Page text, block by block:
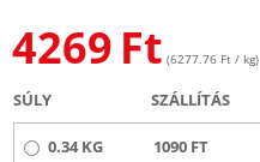
4269 Ft (6277.76 Ft / kg)
SÚLY SZÁLLÍTÁS
0.34 KG 1090 FT